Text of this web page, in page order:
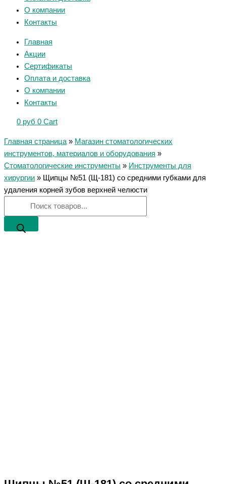
О компании
Контакты
Главная
Акции
Сертификаты
Оплата и доставка
О компании
Контакты
0 руб 0 Cart
Главная страница » Магазин стоматологических
инструментов, материалов и оборудования »
Стоматологические инструменты » Инструменты для
хирургии » Щипцы №51 (Щ-181) со средними губками для
удаления корней зубов верхней челюсти